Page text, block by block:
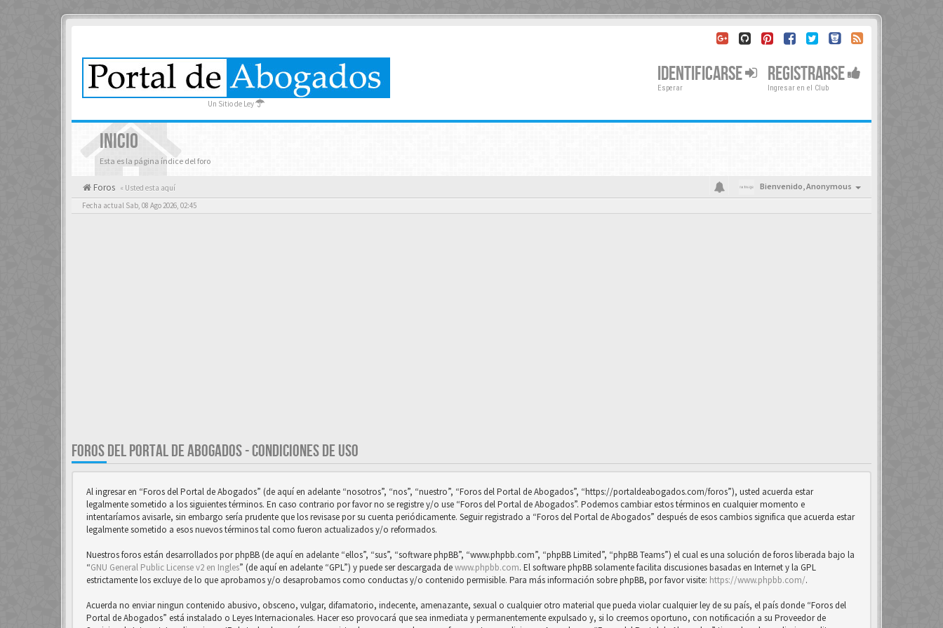
Un Sitio de Ley
IDENTIFICARSE
Esperar
REGISTRARSE
Ingresar en el Club
INICIO
Esta es la página índice del foro
Foros « Usted esta aquí Bienvenido,Anonymous
Fecha actual Sab, 08 Ago 2026, 02:45
FOROS DEL PORTAL DE ABOGADOS - CONDICIONES DE USO
Al ingresar en “Foros del Portal de Abogados” (de aquí en adelante “nosotros”, “nos”, “nuestro”, “Foros del Portal de Abogados”, “https://portaldeabogados.com/foros”), usted acuerda estar
legalmente sometido a los siguientes términos. En caso contrario por favor no se registre y/o use “Foros del Portal de Abogados”. Podemos cambiar estos términos en cualquier momento e
intentaríamos avisarle, sin embargo sería prudente que los revisase por su cuenta periódicamente. Seguir registrado a “Foros del Portal de Abogados” después de esos cambios significa que acuerda estar
legalmente sometido a esos nuevos términos tal como fueron actualizados y/o reformados.
Nuestros foros están desarrollados por phpBB (de aquí en adelante “ellos”, “sus”, “software phpBB”, “www.phpbb.com”, “phpBB Limited”, “phpBB Teams”) el cual es una solución de foros liberada bajo la
“GNU General Public License v2 en Ingles” (de aquí en adelante “GPL”) y puede ser descargada dewww.phpbb.com. El software phpBB solamente facilita discusiones basadas en Internet y la GPL
estrictamente los excluye de lo que aprobamos y/o desaprobamos como conductas y/o contenido permisible. Para más información sobre phpBB, por favor visite: https://www.phpbb.com/.
Acuerda no enviar ningun contenido abusivo, obsceno, vulgar, difamatorio, indecente, amenazante, sexual o cualquier otro material que pueda violar cualquier ley de su país, el país donde “Foros del
Portal de Abogados” está instalado o Leyes Internacionales. Hacer eso provocará que sea inmediata y permanentemente expulsado y, si lo creemos oportuno, con notificación a su Proveedor de